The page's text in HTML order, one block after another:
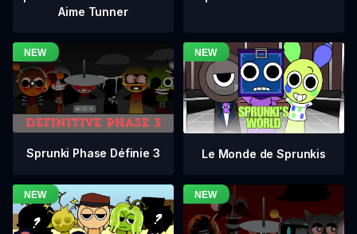
Aime Tunner
Sprunki Phase Définie 3 Le Monde de Sprunkis